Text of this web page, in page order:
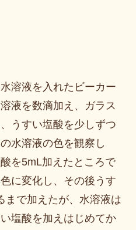
溶液を入れたビーカー
液を数滴加え、ガラス
うすい塩酸を少しずつ
水溶液の色を観察し
を5mL加えたところで
に変化し、その後うす
まで加えたが、水溶液は
塩酸を加えはじめてか